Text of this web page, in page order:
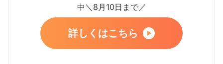
中＼8月10日まで／
詳しくはこちら